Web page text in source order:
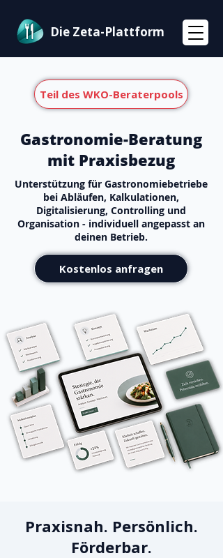
Die Zeta-Plattform
Teil des WKO-Beraterpools
Gastronomie-Beratung
mit Praxisbezug
Unterstützung für Gastronomiebetriebe
bei Abläufen, Kalkulationen,
Digitalisierung, Controlling und
Organisation - individuell angepasst an
deinen Betrieb.
Kostenlos anfragen
Praxisnah. Persönlich.
Förderbar.